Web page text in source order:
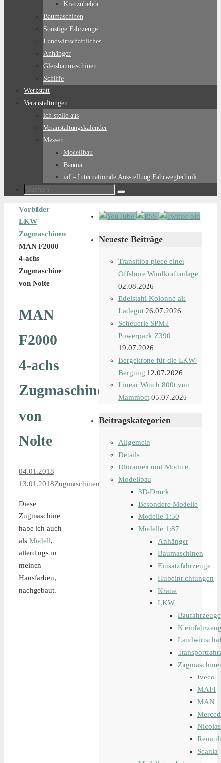
Kranzubehör
Baumaschinen
Sonstige Fahrzeuge
Landwirtschaftliches
Anhänger
Gleisbaumaschinen
Schiffe
Werkstatt
Veranstaltungen
ich stelle aus
Veranstaltungskalender
Messen
Modellbau
Bauma
iaf – Internationale Ausstellung Fahrwegtechnik
Suchen
Suchen
Start
Vorbilder
LKW
Zugmaschinen
MAN F2000
4-achs
Zugmaschine
von Nolte
MAN
F2000
4-achs
Zugmaschine
von
Nolte
04.01.2018
13.01.2018Zugmaschinen
Diese
Zugmaschine
habe ich auch
als Modell,
allerdings in
meinen
Hausfarben,
nachgebaut.
Neueste Beiträge
Transition piece einer
Offshore Windkraftanlage
02.08.2026
Edelstahl-Kolonne als
Ladegut 26.07.2026
Scheuerle SPMT
Powerpack Z390
19.07.2026
Bergekrone für die LKW-
Bergung 12.07.2026
Linear Winch 800t von
Mammoet 05.07.2026
Beitragskategorien
Allgemein
Details
Dioramen und Module
Modellbau
3D-Druck
Besondere Modelle
Modelle 1:50
Modelle 1:87
Anhänger
Baumaschinen
Einsatzfahrzeuge
Hubeinrichtungen
Krane
LKW
Baufahrzeuge
Iveco
MAFI
MAN
Nicolas
Renault
Scania